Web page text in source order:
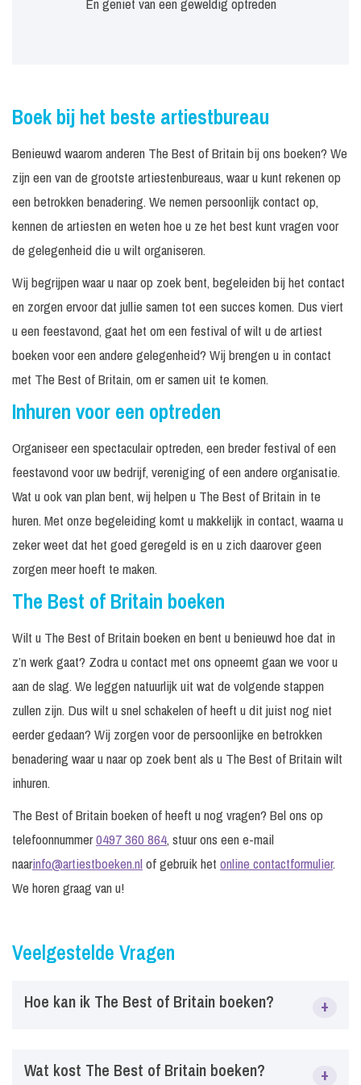
En geniet van een geweldig optreden
Boek bij het beste artiestbureau
Benieuwd waarom anderen The Best of Britain bij ons boeken? We
zijn een van de grootste artiestenbureaus, waar u kunt rekenen op
een betrokken benadering. We nemen persoonlijk contact op,
kennen de artiesten en weten hoe u ze het best kunt vragen voor
de gelegenheid die u wilt organiseren.
Wij begrijpen waar u naar op zoek bent, begeleiden bij het contact
en zorgen ervoor dat jullie samen tot een succes komen. Dus viert
u een feestavond, gaat het om een festival of wilt u de artiest
boeken voor een andere gelegenheid? Wij brengen u in contact
met The Best of Britain, om er samen uit te komen.
Inhuren voor een optreden
Organiseer een spectaculair optreden, een breder festival of een
feestavond voor uw bedrijf, vereniging of een andere organisatie.
Wat u ook van plan bent, wij helpen u The Best of Britain in te
huren. Met onze begeleiding komt u makkelijk in contact, waarna u
zeker weet dat het goed geregeld is en u zich daarover geen
zorgen meer hoeft te maken.
The Best of Britain boeken
Wilt u The Best of Britain boeken en bent u benieuwd hoe dat in
z’n werk gaat? Zodra u contact met ons opneemt gaan we voor u
aan de slag. We leggen natuurlijk uit wat de volgende stappen
zullen zijn. Dus wilt u snel schakelen of heeft u dit juist nog niet
eerder gedaan? Wij zorgen voor de persoonlijke en betrokken
benadering waar u naar op zoek bent als u The Best of Britain wilt
inhuren.
The Best of Britain boeken of heeft u nog vragen? Bel ons op
telefoonnummer0497 360 864, stuur ons een e-mail
naarinfo@artiestboeken.nlof gebruik het online contactformulier.
We horen graag van u!
Veelgestelde Vragen
Hoe kan ik The Best of Britain boeken? +
boeken voor festivals, bedrijfsfeesten, tentfeesten,
Wat kost The Best of Britain boeken? +